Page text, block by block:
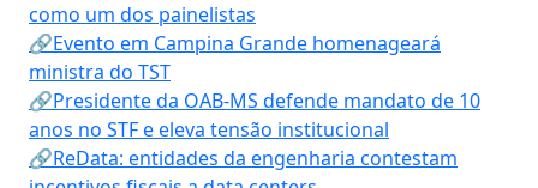
como um dos painelistas
🔗Evento em Campina Grande homenageará
ministra do TST
🔗Presidente da OAB-MS defende mandato de 10
anos no STF e eleva tensão institucional
🔗ReData: entidades da engenharia contestam